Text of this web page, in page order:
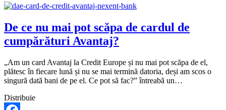
De ce nu mai pot scăpa de cardul de
cumpărături Avantaj?
„Am un card Avantaj la Credit Europe și nu mai pot scăpa de el,
plătesc în fiecare lună și nu se mai termină datoria, deși am scos o
singură dată bani de pe el. Ce pot să fac?” întreabă un…
Distribuie